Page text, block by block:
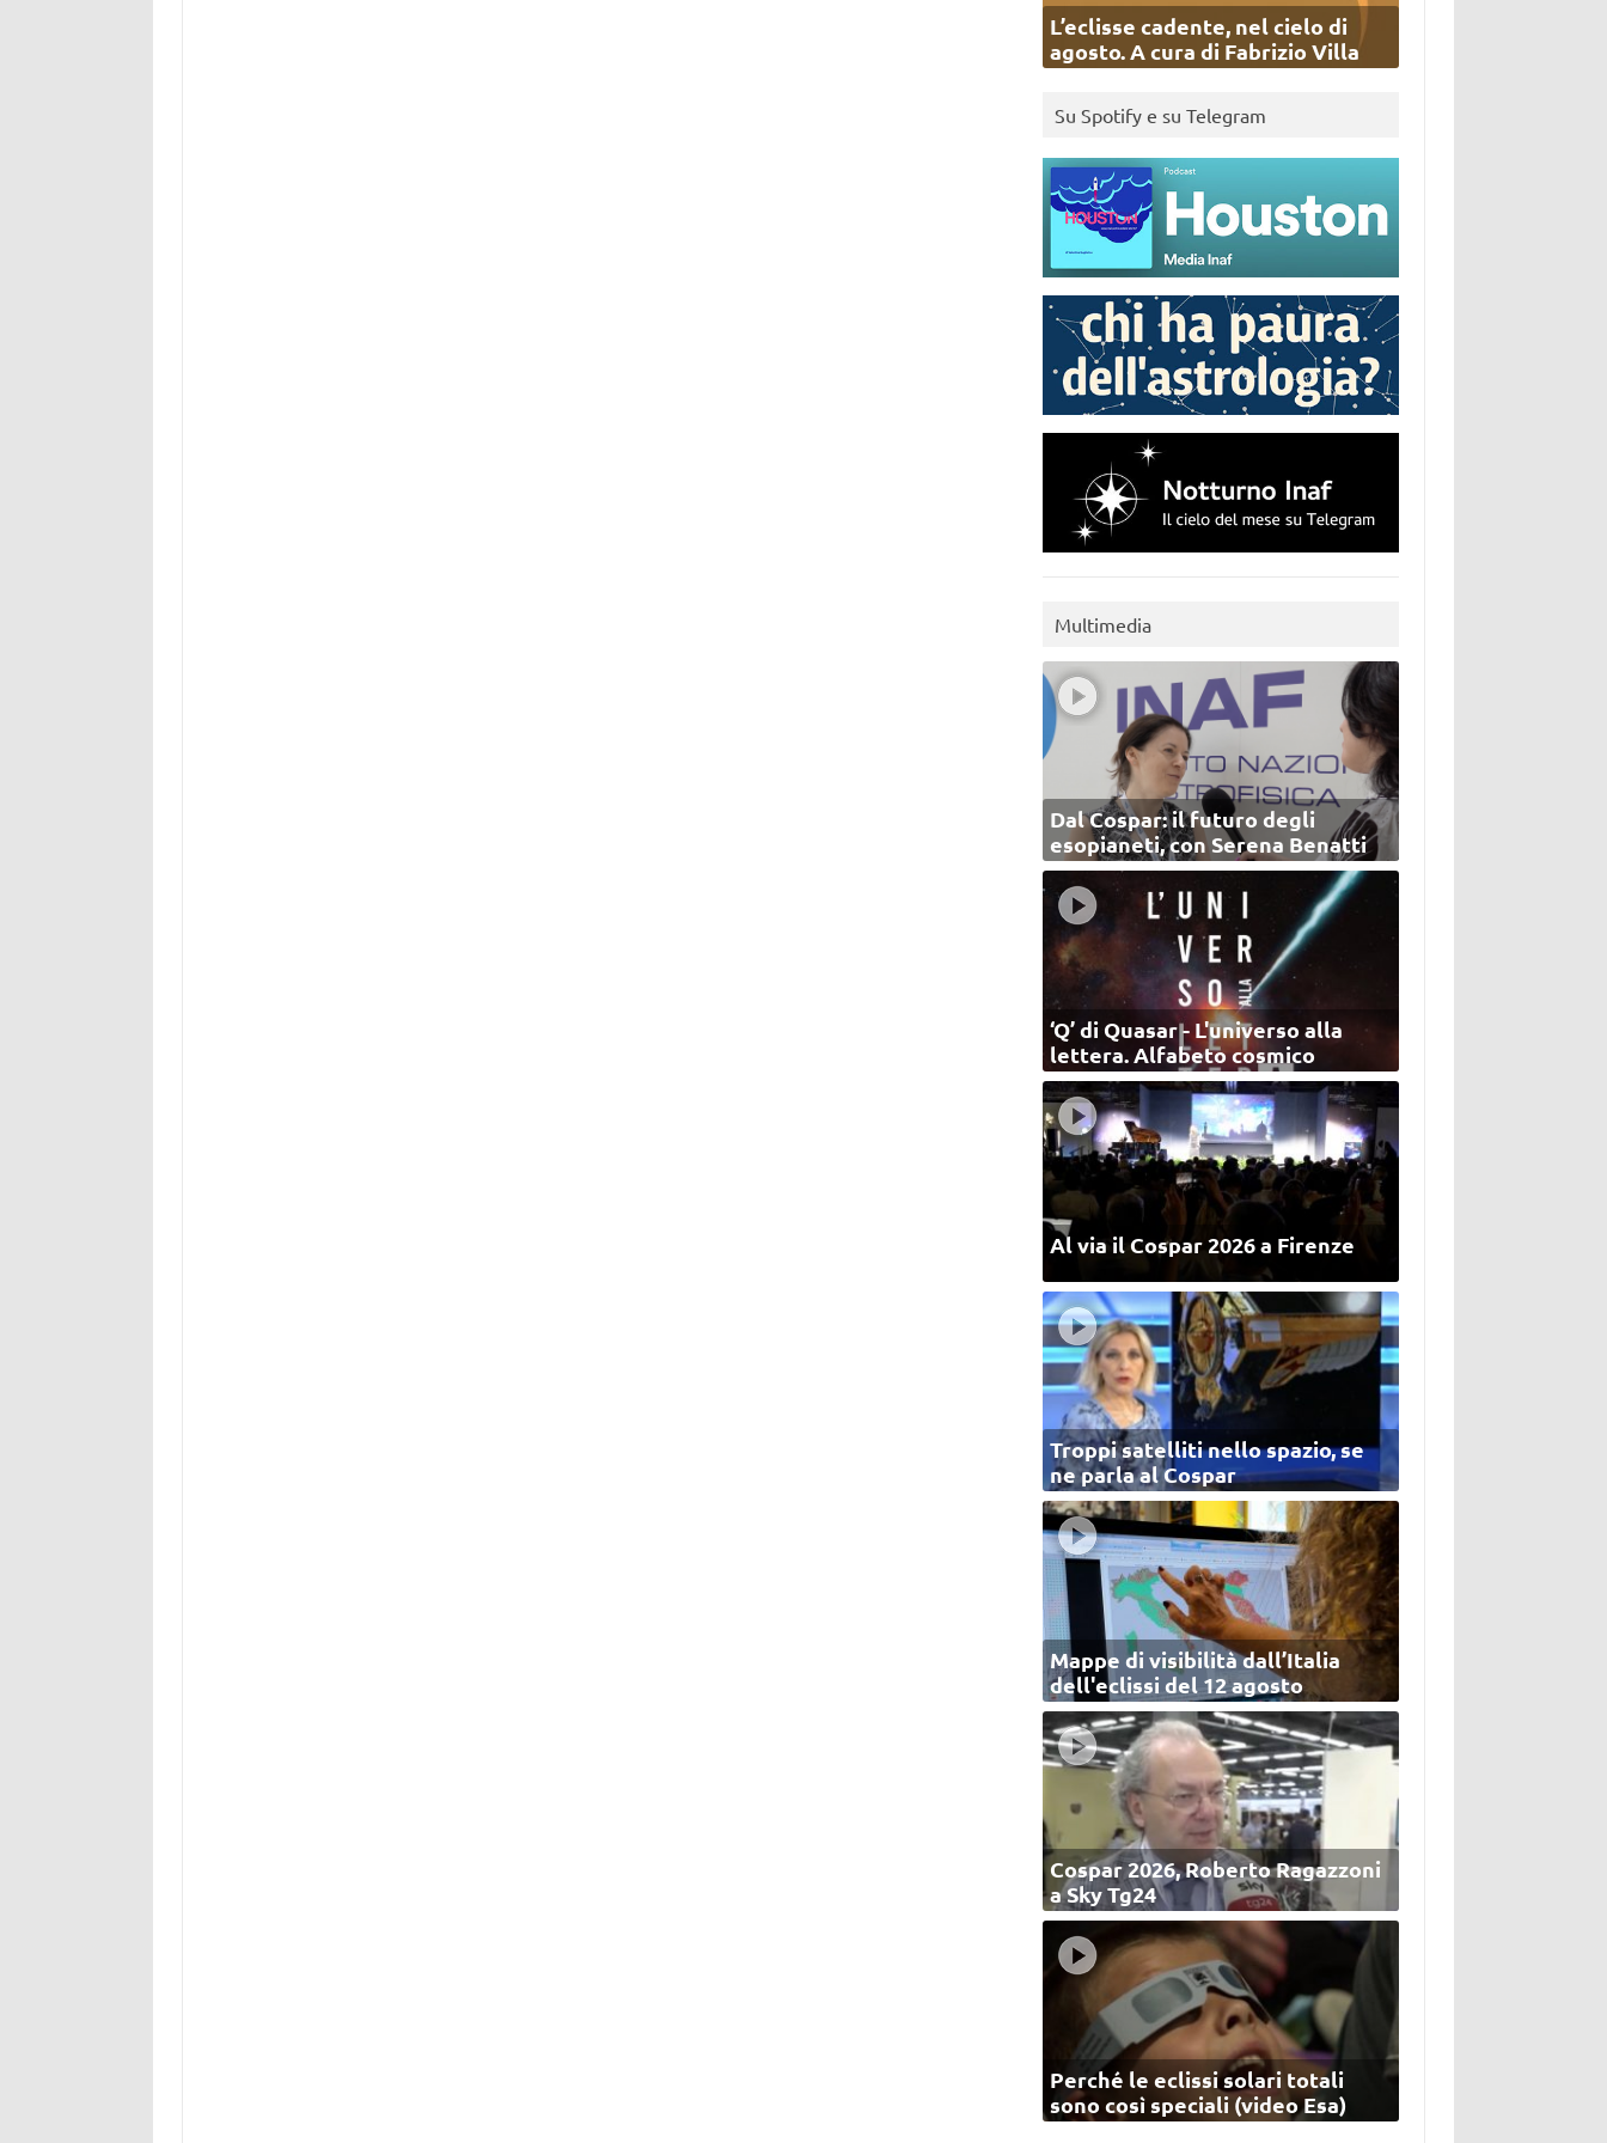
L’eclisse cadente, nel cielo di
agosto. A cura di Fabrizio Villa
Su Spotify e su Telegram
Multimedia
Dal Cospar: il futuro degli
esopianeti, con Serena Benatti
‘Q’ di Quasar - L'universo alla
lettera. Alfabeto cosmico
Al via il Cospar 2026 a Firenze
Troppi satelliti nello spazio, se
ne parla al Cospar
Mappe di visibilità dall’Italia
dell'eclissi del 12 agosto
Cospar 2026, Roberto Ragazzoni
a Sky Tg24
Perché le eclissi solari totali
sono così speciali (video Esa)